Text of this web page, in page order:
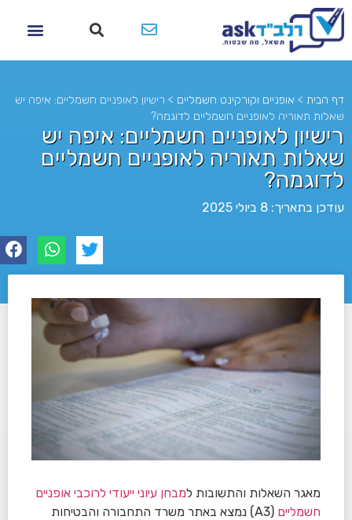
דף הבית > אופניים וקורקינט חשמליים > רישיון לאופניים חשמליים: איפה יש
שאלות תאוריה לאופניים חשמליים לדוגמה?
רישיון לאופניים חשמליים: איפה יש
שאלות תאוריה לאופניים חשמליים
לדוגמה?
עודכן בתאריך: 8 ביולי 2025
מאגר השאלות והתשובות למבחן עיוני ייעודי לרוכבי אופניים
חשמליים
(A3) נמצא באתר משרד התחבורה והבטיחות